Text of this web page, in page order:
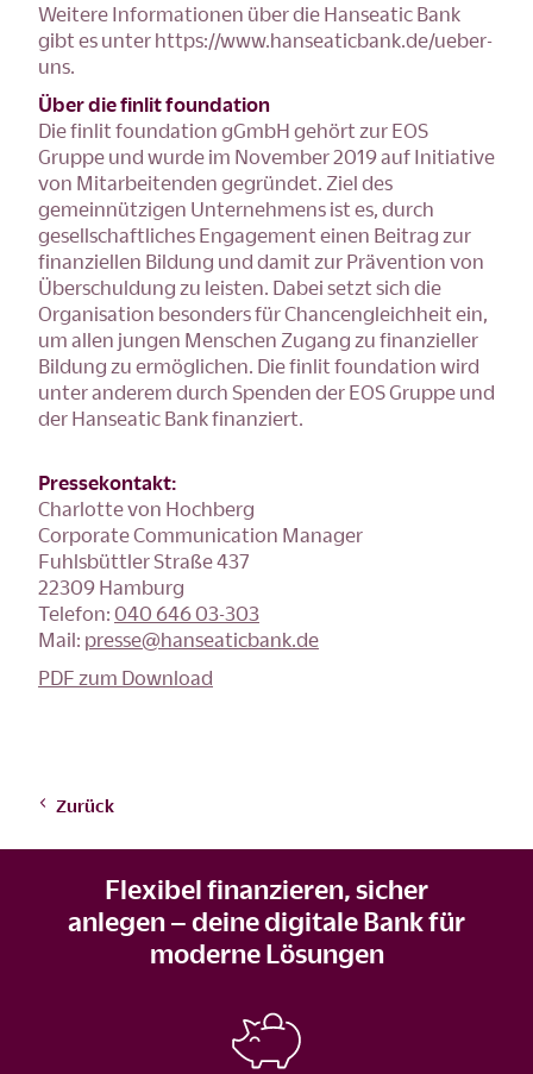
Weitere Informationen über die Hanseatic Bank
gibt es unter https://www.hanseaticbank.de/ueber-
uns.
Über die finlit foundation
Die finlit foundation gGmbH gehört zur EOS
Gruppe und wurde im November 2019 auf Initiative
von Mitarbeitenden gegründet. Ziel des
gemeinnützigen Unternehmens ist es, durch
gesellschaftliches Engagement einen Beitrag zur
finanziellen Bildung und damit zur Prävention von
Überschuldung zu leisten. Dabei setzt sich die
Organisation besonders für Chancengleichheit ein,
um allen jungen Menschen Zugang zu finanzieller
Bildung zu ermöglichen. Die finlit foundation wird
unter anderem durch Spenden der EOS Gruppe und
der Hanseatic Bank finanziert.
Pressekontakt:
Charlotte von Hochberg
Corporate Communication Manager
Fuhlsbüttler Straße 437
22309 Hamburg
Telefon: 040 646 03-303
Mail: presse@hanseaticbank.de
PDF zum Download
Zurück
Flexibel finanzieren, sicher
anlegen – deine digitale Bank für
moderne Lösungen